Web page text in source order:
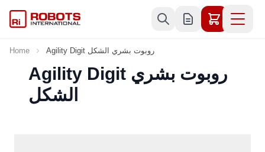
Home Agility Digit روبوت بشري الشكل
Agility Digit روبوت بشري
الشكل